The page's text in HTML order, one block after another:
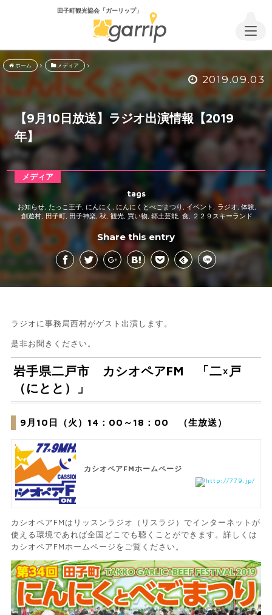
田子町観光協会「ガーリップ」
ホーム メディア
2019.09.03
【9月10日放送】ラジオ出演情報【2019
年】
メディア
tags
お知らせ たっこ王子, にんにく にんにくとべごまつり イベント ラジオ 体験
創遊村 田子町 田子神楽, 秋, 観光, 買い物, 郷土芸能 食, ２２９スキーランド
Share this entry
ラジオに事務局西村がゲスト出演します。
是非お聞きください。
岩手県二戸市 カシオペアFM 「二×戸
（にとと）」
9月10日（火）14：00～18：00 （生放送）
カシオペアFMホームページ
http://779.jp/
カシオペアFMはリッスンラジオ（リスラジ）でインターネットが
使える環境であれば全国どこでも聴くことができます。詳しくは
カシオペアFMホームページをご覧ください。